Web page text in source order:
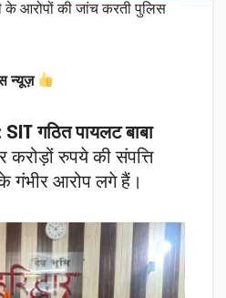
के आरोपों की जांच करती पुलिस
न्यूज़
SIT गठित पायलट बाबा
करोड़ों रुपये की संपत्ति
गंभीर आरोप लगे हैं।